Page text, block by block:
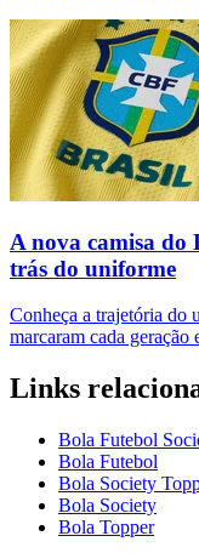
A nova camisa do
trás do uniforme
Conheça a trajetória do
marcaram cada geração
Links
Bola Futebol
Bola Futebol
Bola Society
Bola Society
Bola Topper